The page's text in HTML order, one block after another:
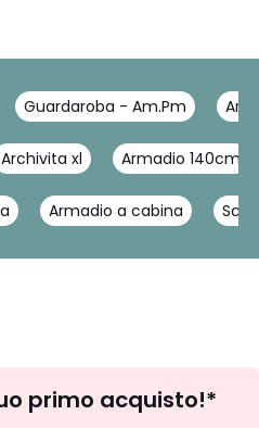
Guardaroba - Am.Pm
Archivita xl Armadio 140cm
Armadio a cabina
newsletter
primo acquisto!*